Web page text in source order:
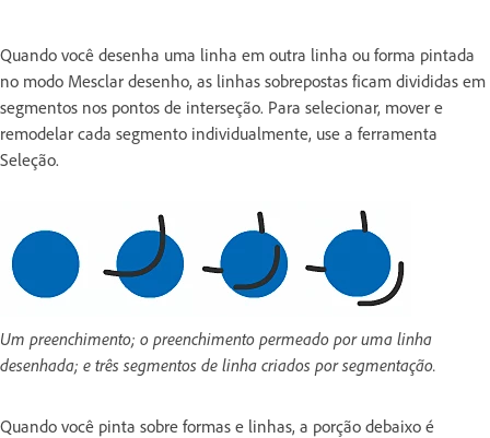
Quando você desenha uma linha em outra linha ou forma pintada
no modo Mesclar desenho, as linhas sobrepostas ficam divididas em
segmentos nos pontos de interseção. Para selecionar, mover e
remodelar cada segmento individualmente, use a ferramenta
Seleção.
Um preenchimento; o preenchimento permeado por uma linha
desenhada; e três segmentos de linha criados por segmentação.
Quando você pinta sobre formas e linhas, a porção debaixo é